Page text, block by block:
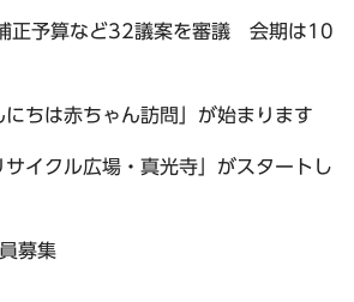
正予算など32議案を審議 会期は10
ちは赤ちゃん訪問」が始まります
イクル広場・真光寺」がスタートし
募集